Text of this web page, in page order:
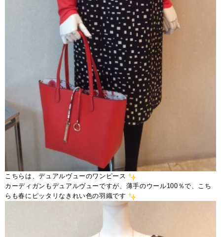
こちらは、デュアルヴューのワンピース
カーディガンもデュアルヴューですが、薄手のウール100％で、こち
らも春にピッタリなきれい色の羽織です